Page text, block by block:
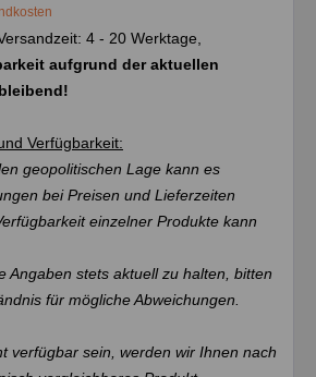
4 - 20 Werktage,
aufgrund der aktuellen
Verfügbarkeit:
geopolitischen Lage kann es
bei Preisen und Lieferzeiten
einzelner Produkte kann
Angaben stets aktuell zu halten, bitten
für mögliche Abweichungen.
verfügbar sein, werden wir Ihnen nach